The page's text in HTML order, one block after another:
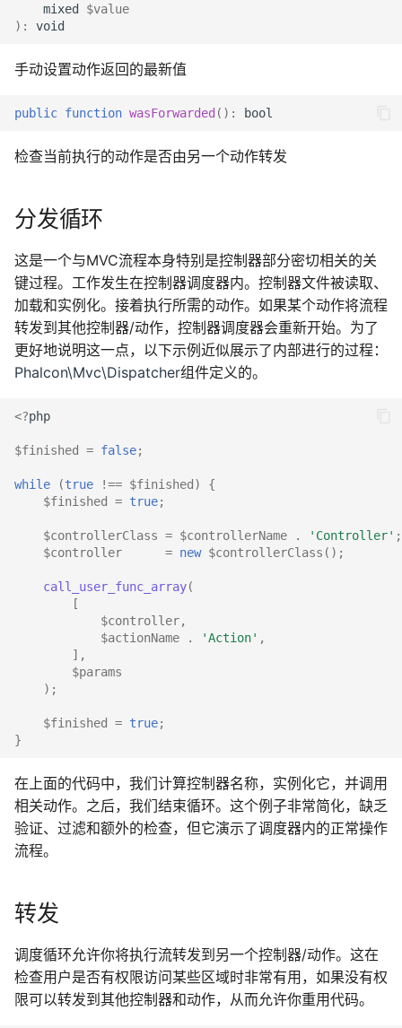
mixed $value
) : void
手动设置动作返回的最新值
public function wasForwarded () : bool
检查当前执行的动作是否由另一个动作转发
分发循环
这是一个与MVC流程本身特别是控制器部分密切相关的关
键过程。工作发生在控制器调度器内。控制器文件被读取、
加载和实例化。接着执行所需的动作。如果某个动作将流程
转发到其他控制器/动作，控制器调度器会重新开始。为了
更好地说明这一点，以下示例近似展示了内部进行的过程：
Phalcon\Mvc\Dispatcher组件定义的。
<?php
$finished = false;
while (true !== $finished)
{
$finished = true;
$controllerClass = $controllerName . 'Controller' ;
$controller
= new $controllerClass ();
call_user_func_array(
[
$controller,
$actionName
. 'Action' ,
],
$params
);
$finished = true;
}
在上面的代码中，我们计算控制器名称，实例化它，并调用
相关动作。之后，我们结束循环。这个例子非常简化，缺乏
验证、过滤和额外的检查，但它演示了调度器内的正常操作
流程。
转发
调度循环允许你将执行流转发到另一个控制器/动作。这在
检查用户是否有权限访问某些区域时非常有用，如果没有权
限可以转发到其他控制器和动作，从而允许你重用代码。